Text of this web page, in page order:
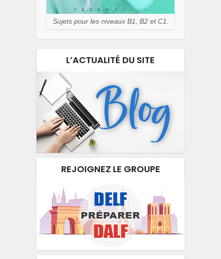
Sujets pour les niveaux B1, B2 et C1.
L’ACTUALITÉ DU SITE
REJOIGNEZ LE GROUPE